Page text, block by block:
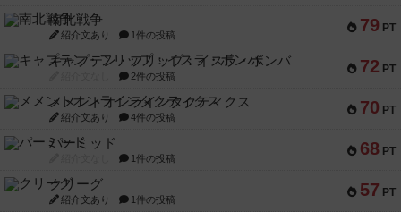
79 PT
南北戦争
紹介文あり 1件の投稿
72 PT
キャプテン・フリップ：イスラ・ボンバ
2件の投稿
70 PT
メメントオンラインタクティクス
紹介文あり 4件の投稿
68 PT
パーミッド
1件の投稿
57 PT
クリーグ
紹介文あり 1件の投稿